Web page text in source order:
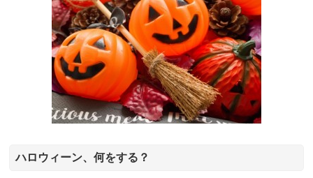
ハロウィーン、何をする？